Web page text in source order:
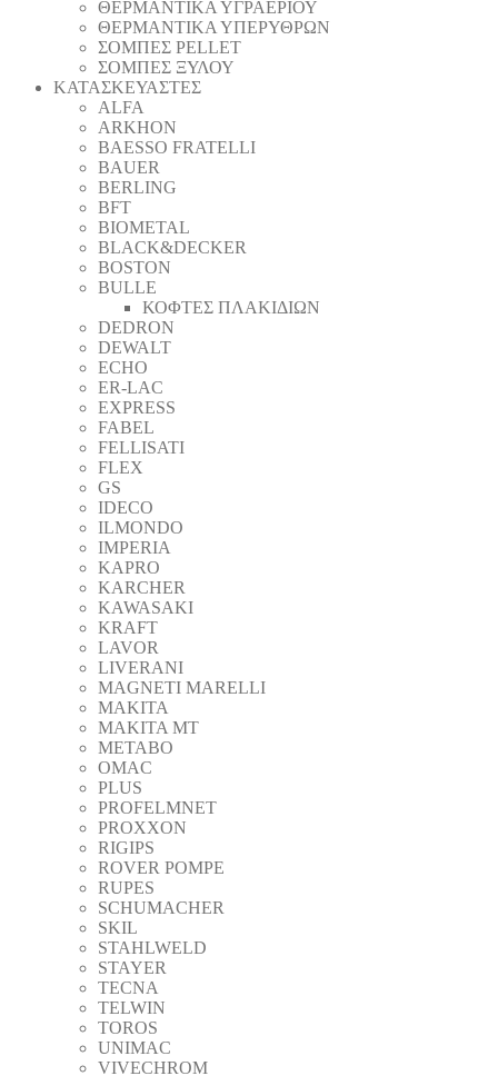
ΘΕΡΜΑΝΤΙΚΑ ΥΓΡΑΕΡΙΟΥ
ΘΕΡΜΑΝΤΙΚΑ ΥΠΕΡΥΘΡΩΝ
ΣΟΜΠΕΣ PELLET
ΣΟΜΠΕΣ ΞΥΛΟΥ
ΚΑΤΑΣΚΕΥΑΣΤΕΣ
ALFA
ARKHON
BAESSO FRATELLI
BAUER
BERLING
BFT
BIOMETAL
BLACK&DECKER
BOSTON
BULLE
ΚΟΦΤΕΣ ΠΛΑΚΙΔΙΩΝ
DEDRON
DEWALT
ECHO
ER-LAC
EXPRESS
FABEL
FELLISATI
FLEX
GS
IDECO
ILMONDO
IMPERIA
KAPRO
KARCHER
KAWASAKI
KRAFT
LAVOR
LIVERANI
MAGNETI MARELLI
MAKITA
MAKITA MT
METABO
OMAC
PLUS
PROFELMNET
PROXXON
RIGIPS
ROVER POMPE
RUPES
SCHUMACHER
SKIL
STAHLWELD
STAYER
TECNA
TELWIN
TOROS
UNIMAC
VIVECHROM